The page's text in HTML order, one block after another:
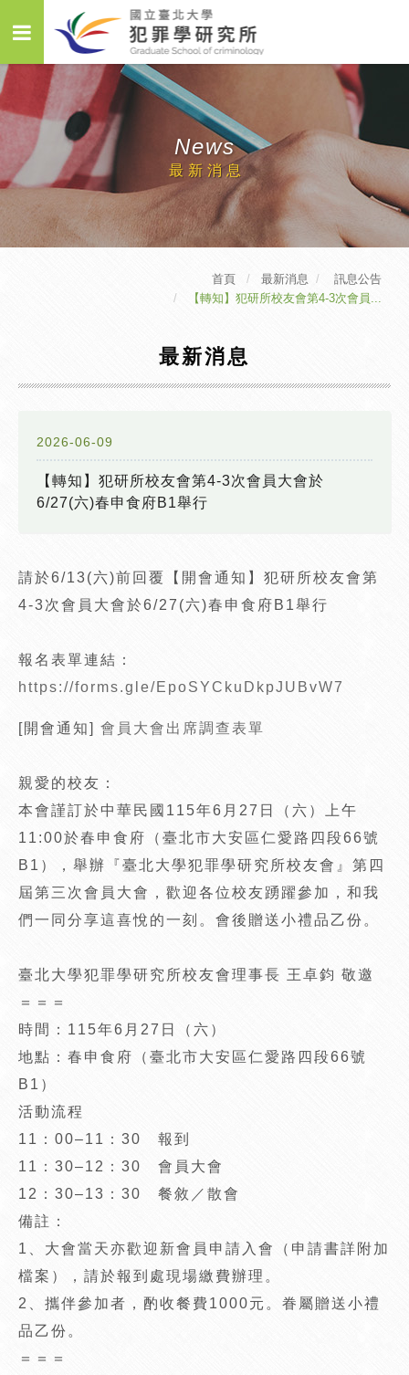
News
最新消息
首頁 最新消息
訊息公告
【轉知】犯研所校友會第4-3次會員...
最新消息
2026-06-09
【轉知】犯研所校友會第4-3次會員大會於
6/27(六)春申食府B1舉行
請於6/13(六)前回覆【開會通知】犯研所校友會第
4-3次會員大會於6/27(六)春申食府B1舉行
報名表單連結：
https://forms.gle/EpoSYCkuDkpJUBvW7
[開會通知] 會員大會出席調查表單
親愛的校友：
本會謹訂於中華民國115年6月27日（六）上午
11:00於春申食府（臺北市大安區仁愛路四段66號
B1），舉辦『臺北大學犯罪學研究所校友會』第四
屆第三次會員大會，歡迎各位校友踴躍參加，和我
們一同分享這喜悅的一刻。會後贈送小禮品乙份。
臺北大學犯罪學研究所校友會理事長 王卓鈞 敬邀
＝＝＝
時間：115年6月27日（六）
地點：春申食府（臺北市大安區仁愛路四段66號
B1）
活動流程
11：00–11：30 報到
11：30–12：30 會員大會
12：30–13：30 餐敘／散會
備註：
1、大會當天亦歡迎新會員申請入會（申請書詳附加
檔案），請於報到處現場繳費辦理。
2、攜伴參加者，酌收餐費1000元。眷屬贈送小禮
品乙份。
＝＝＝